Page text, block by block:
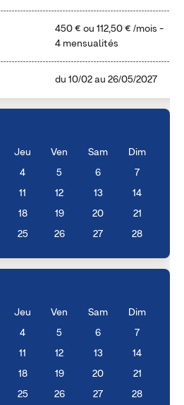
450 € ou 112,50 € /mois -
4 mensualités
du 10/02au 26/05/2027
Jeu Ven Sam Dim
4 5 6 7
11 12 13 14
18 19 20 21
25 26 27 28
Jeu Ven Sam Dim
4 5 6 7
11 12 13 14
18 19 20 21
25 26 27 28